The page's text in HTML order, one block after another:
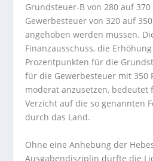
Grundsteuer-B von 280 auf
Gewerbesteuer von 320 auf
angehoben werden müssen.
Finanzausschuss, die
Prozentpunkten für die
für die Gewerbesteuer mit 350
moderat anzusetzen, bedeutet
Verzicht auf die so genannten
durch das Land.
Ohne eine Anhebung der
Ausgabendisziplin dürfte die